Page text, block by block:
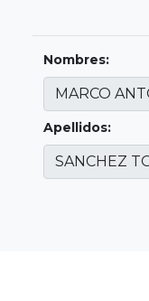
Nombres:
Apellidos: